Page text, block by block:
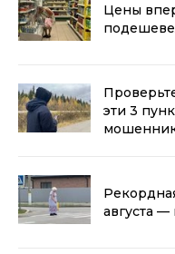
Цены
эти 3
августа —